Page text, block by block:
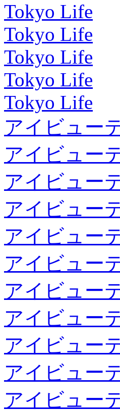
Tokyo Life
Tokyo Life
Tokyo Life
Tokyo Life
Tokyo Life
アイビュー
アイビュー
アイビュー
アイビュー
アイビュー
アイビュー
アイビュー
アイビュー
アイビュー
アイビュー
アイビュー